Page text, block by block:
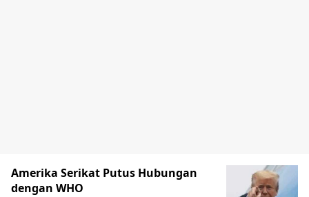
Amerika Serikat Putus Hubungan
dengan WHO